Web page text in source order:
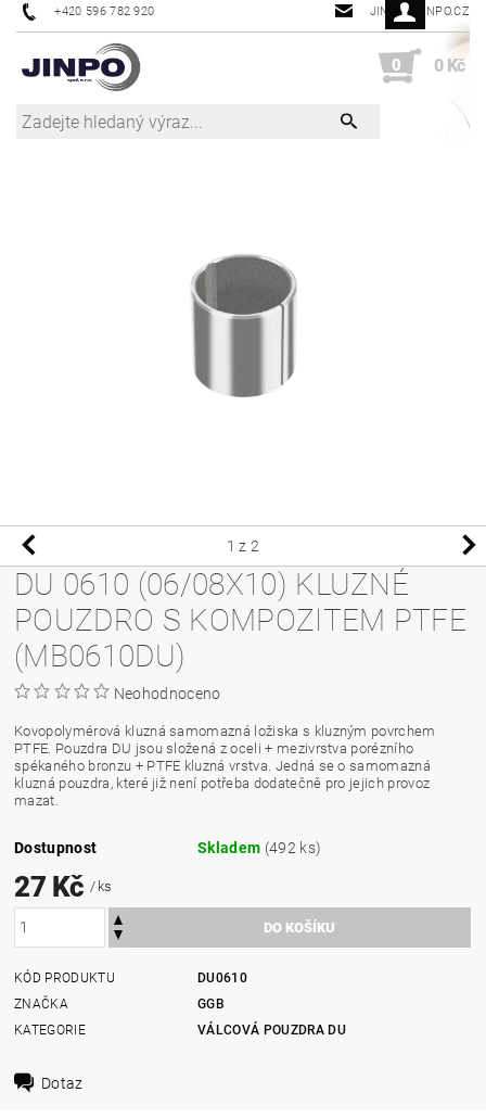
+420 596 782 920 JINPO@JINPO.CZ
0 0 Kč
1 z 2
DU 0610 (06/08X10) KLUZNÉ
POUZDRO S KOMPOZITEM PTFE
(MB0610DU)
Neohodnoceno
Kovopolymérová kluzná samomazná ložiska s kluzným povrchem
PTFE. Pouzdra DU jsou složená z oceli + mezivrstva porézního
spékaného bronzu + PTFE kluzná vrstva. Jedná se o samomazná
kluzná pouzdra, které již není potřeba dodatečně pro jejich provoz
mazat.
Dostupnost Skladem (492 ks)
27 Kč/ ks
KÓD PRODUKTU
DU0610
ZNAČKA
GGB
KATEGORIE
VÁLCOVÁ POUZDRA DU
Dotaz